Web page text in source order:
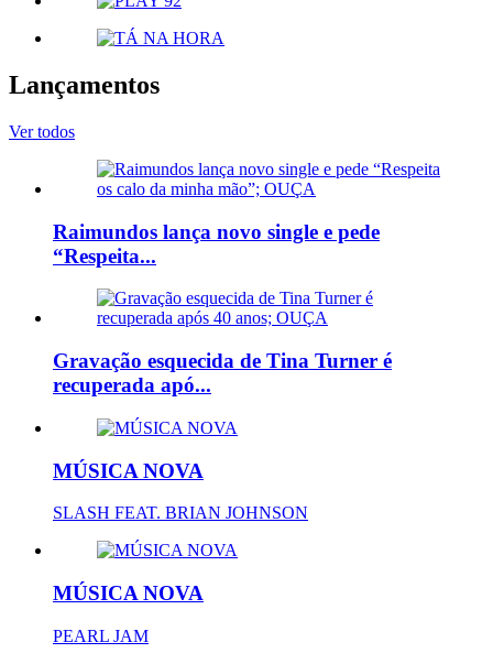
Lançamentos
Ver todos
Raimundos lança novo single e pede
“Respeita...
Gravação esquecida de Tina Turner é
recuperada apó...
MÚSICA NOVA
SLASH FEAT. BRIAN JOHNSON
MÚSICA NOVA
PEARL JAM